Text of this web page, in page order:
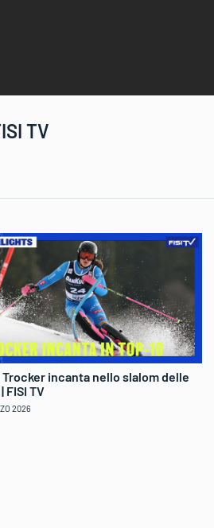
TV
Trocker incanta nello slalom delle
FISI TV
2026